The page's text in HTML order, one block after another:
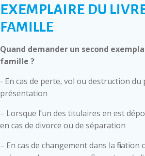
EXEMPLAIRE DU
FAMILLE
Quand demander un second
famille ?
- En cas de perte, vol ou destruction
présentation
– Lorsque l’un des titulaires en est
en cas de divorce ou de séparation
– En cas de changement dans la